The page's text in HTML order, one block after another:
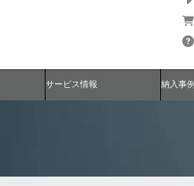
サービス情報 納入事